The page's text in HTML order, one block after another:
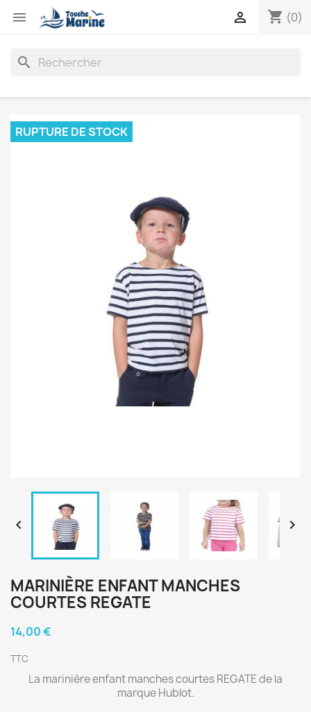
 shopping_cart (0)

search
RUPTURE DE STOCK
 
MARINIÈRE ENFANT MANCHES
COURTES REGATE
14,00 €
TTC
La marinière enfant manches courtes REGATE de la
marque Hublot.